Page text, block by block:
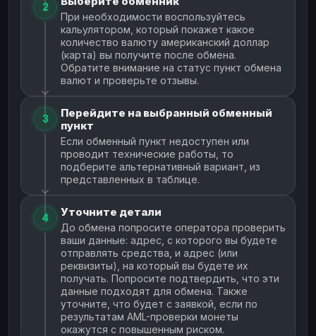
2
При необходимости воспользуйтесь
кальулятором, который покажет какое
количество валюту американский доллар
(карта) вы получите после обмена.
Обратите внимание на статус пункт обмена
валют и проверьте отзывы.
3
Перейдите на выбранный обменный
пункт
Если обменный пункт недоступен или
проводит технические работы, то
подберите альтернативный вариант, из
представленных в таблице.
4 Уточните детали
До обмена попросите оператора проверить
ваши данные: адрес, с которого вы будете
отправлять средства, и адрес (или
реквизиты), на который вы будете их
получать. Попросите подтвердить, что эти
данные подходят для обмена. Также
уточните, что будет с заявкой, если по
результатам AML-проверки монеты
окажутся с повышенным риском.